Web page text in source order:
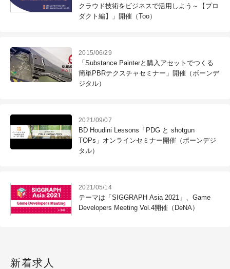
クラウド技術をビジネスで活用しよう～【プロ
ダクト編】」開催（Too）
2015/06/29
「Substance Painterと購入アセットでつくる
簡単PBRテクスチャセミナー」開催（ボーンデ
ジタル）
2021/09/07
BD Houdini Lessons「PDG と shotgun
TOPs」オンラインセミナー開催（ボーンデジ
タル）
2021/05/14
テーマは「SIGGRAPH Asia 2021」、Game
Developers Meeting Vol.4開催（DeNA）
新着求人